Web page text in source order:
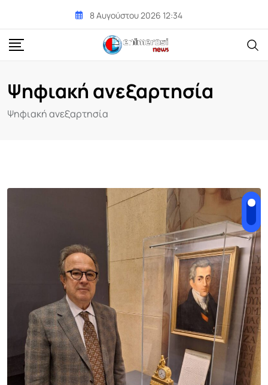
content
8 Αυγούστου 2026 12:34
Ψηφιακή ανεξαρτησία
Ψηφιακή ανεξαρτησία